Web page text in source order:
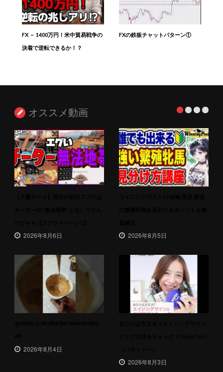
FX － 1400万円！米中貿易戦争の
決着で逆転できるか！？
FXの鉄板チャットパターン①
オススメ動画
2026年8月6日 2026年8月5日
2026年8月4日
2026年8月3日